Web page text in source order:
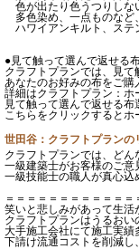
色が出たり色うつりしな
多色染め、一点ものなど
ハワイアンキルト、ステ
●見て触って選んで返せる
クラフトプランでは、見て
あなたのお好みの布をご購
詳細はクラフトプラン：ホ
見て触って選んで返せる布
こちらをクリックするとホ
世田谷：クラフトプランの
クラフトプランでは、どん
一級建築士がお客様のご意
一級技能士の職人が真心込
＝＝＝＝＝＝＝＝＝＝＝
笑いと悲しみがあって生活
クラフトプランはうるおい
大手施工会社にて施工実績
下請け流通コストを削減し